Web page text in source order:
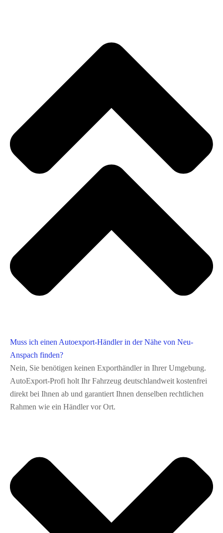
Muss ich einen Autoexport-Händler in der Nähe von Neu-
Anspach finden?
Nein, Sie benötigen keinen Exporthändler in Ihrer Umgebung.
AutoExport‑Profi holt Ihr Fahrzeug deutschlandweit kostenfrei
direkt bei Ihnen ab und garantiert Ihnen denselben rechtlichen
Rahmen wie ein Händler vor Ort.